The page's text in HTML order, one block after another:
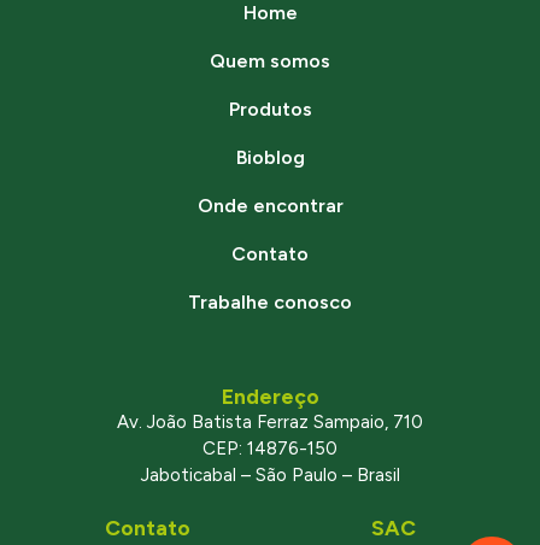
Home
Quem somos
Produtos
Bioblog
Onde encontrar
Contato
Trabalhe conosco
Endereço
Av. João Batista Ferraz Sampaio, 710
CEP: 14876-150
Jaboticabal – São Paulo – Brasil
Contato SAC